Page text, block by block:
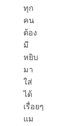
ทุก
คน
ต้อง
มี
หยิบ
มา
ใส่
ได้
เรื่อยๆ
แม